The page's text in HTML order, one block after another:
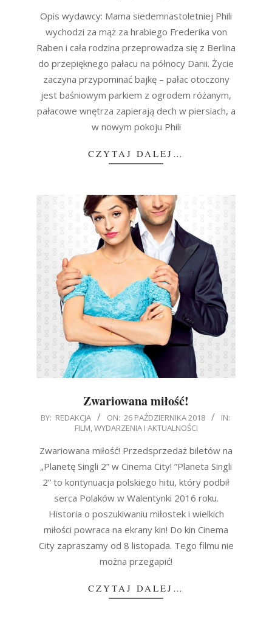
27
Opis wydawcy: Mama siedemnastoletniej Phili
wychodzi za mąż za hrabiego Frederika von
Raben i cała rodzina przeprowadza się z Berlina
do przepięknego pałacu na północy Danii. Życie
zaczyna przypominać bajkę – pałac otoczony
jest baśniowym parkiem z ogrodem różanym,
pałacowe wnętrza zapierają dech w piersiach, a
w nowym pokoju Phili
CZYTAJ DALEJ…
Zwariowana miłość!
2018-
26
BY: REDAKCJA ON: 26 PAŹDZIERNIKA 2018
IN:
FILM,WYDARZENIA I AKTUALNOŚCI
Zwariowana miłość! Przedsprzedaż biletów na
„Planetę Singli 2” w Cinema City! ”Planeta Singli
2” to kontynuacja polskiego hitu, który podbił
serca Polaków w Walentynki 2016 roku.
Historia o poszukiwaniu miłostek i wielkich
miłości powraca na ekrany kin! Do kin Cinema
City zapraszamy od 8 listopada. Tego filmu nie
można przegapić!
CZYTAJ DALEJ…